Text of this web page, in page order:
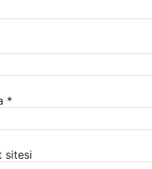
*
sitesi